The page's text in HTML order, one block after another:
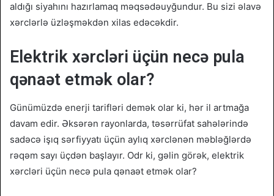
aldığı siyahını hazırlamaq məqsədəuyğundur. Bu sizi əlavə
xərclərlə üzləşməkdən xilas edəcəkdir.
Elektrik xərcləri üçün necə pula
qənaət etmək olar?
Günümüzdə enerji tarifləri demək olar ki, hər il artmağa
davam edir. Əksərən rayonlarda, təsərrüfat sahələrində
sadəcə işıq sərfiyyatı üçün aylıq xərclənən məbləğlərdə
rəqəm sayı üçdən başlayır. Odr ki, gəlin görək, elektrik
xərcləri üçün necə pula qənaət etmək olar?